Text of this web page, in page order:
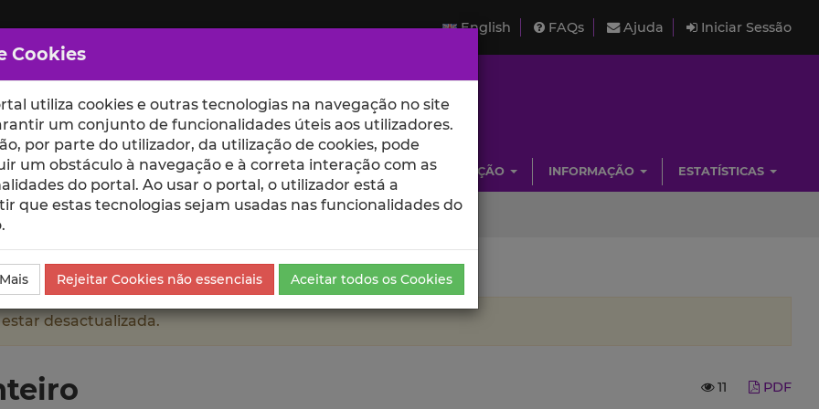
English FAQs Ajuda Iniciar Sessão
ESCOLAS UNIDADES INVESTIGAÇÃO INFORMAÇÃO ESTATÍSTICAS
de Investigação
desactualizada.
11 PDF
Cookies
utiliza cookies e outras tecnologias na navegação no site
um conjunto de funcionalidades úteis aos utilizadores.
por parte do utilizador, da utilização de cookies, pode
um obstáculo à navegação e à correta interação com as
do portal. Ao usar o portal, o utilizador está a
que estas tecnologias sejam usadas nas funcionalidades do
Rejeitar Cookies não essenciais Aceitar todos os Cookies